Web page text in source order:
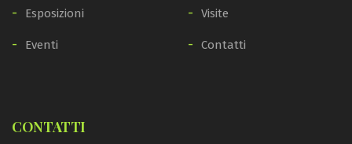
Esposizioni Visite
Eventi Contatti
CONTATTI